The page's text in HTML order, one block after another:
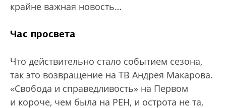
крайне важная новость…
Час просвета
Что действительно стало событием сезона,
так это возвращение на ТВ Андрея Макарова.
«Свобода и справедливость» на Первом
и короче, чем была на РЕН, и острота не та,